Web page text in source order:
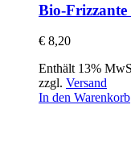
Bio-Frizzante
€ 8,20
Enthält 13%
zzgl. Versand
In den Warenkorb